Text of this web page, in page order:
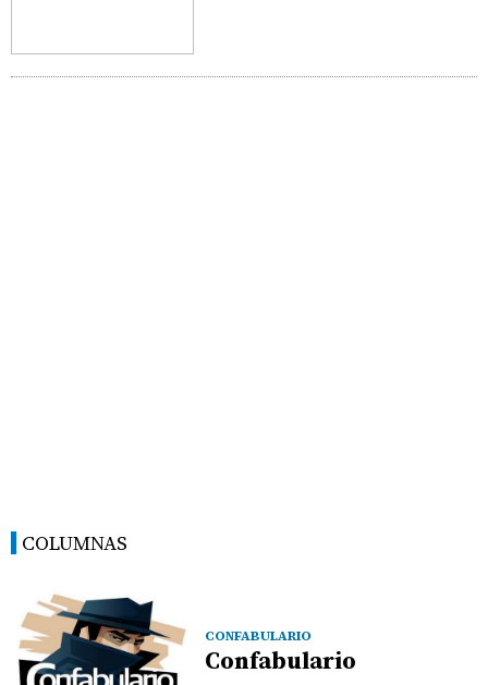
COLUMNAS
CONFABULARIO
Confabulario